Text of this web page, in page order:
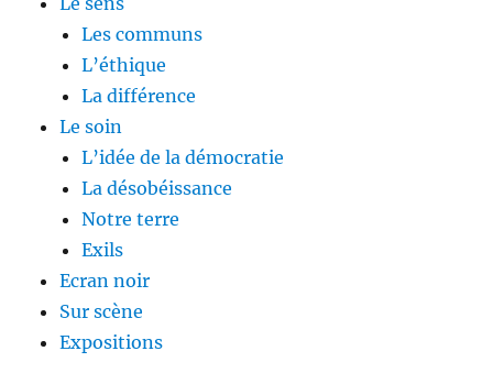
Les communs
L’éthique
La différence
Le soin
L’idée de la démocratie
La désobéissance
Notre terre
Exils
Ecran noir
Sur scène
Expositions